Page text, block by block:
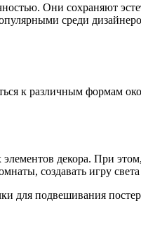
Они сохраняют
среди
к различным формам
декора. При
создавать игру
для подвешивания